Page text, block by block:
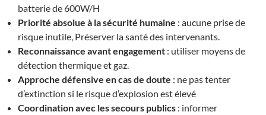
batterie de 600W/H
Priorité absolue à la sécurité humaine : aucune prise de
risque inutile, Préserver la santé des intervenants.
Reconnaissance avant engagement : utiliser moyens de
détection thermique et gaz.
Approche défensive en cas de doute : ne pas tenter
d’extinction si le risque d’explosion est élevé
Coordination avec les secours publics : informer